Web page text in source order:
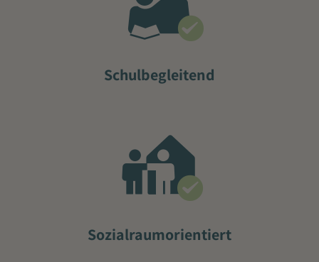
Schulbegleitend
Sozialraumorientiert